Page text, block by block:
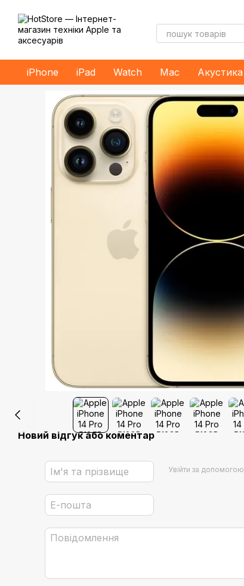
iPhone iPad Watch Mac Акустика
Новий відгук або коментар
Увійти за допомогою